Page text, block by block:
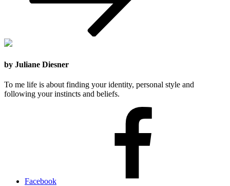
by Juliane Diesner
To me life is about finding your identity, personal style and
following your instincts and beliefs.
Facebook